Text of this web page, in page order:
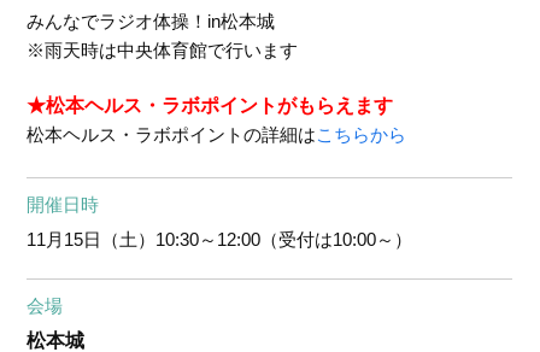
みんなでラジオ体操！in松本城
※雨天時は中央体育館で行います
★松本ヘルス・ラボポイントがもらえます
松本ヘルス・ラボポイントの詳細はこちらから
開催日時
11月15日（土） 10:30～12:00（受付は10:00～）
会場
松本城